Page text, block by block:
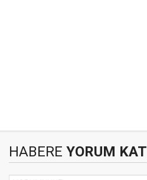
HABERE YORUM KAT